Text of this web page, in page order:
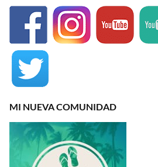
MI NUEVA COMUNIDAD